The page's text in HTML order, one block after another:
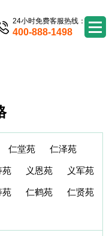
24小时免费客服热线：
400-888-1498
仁堂苑 仁泽苑
苑 义恩苑 义军苑
苑 仁鹤苑 仁贤苑